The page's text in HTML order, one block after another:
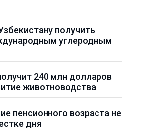
получить
углеродным
240 млн долларов
животноводства
пенсионного возраста не
дня